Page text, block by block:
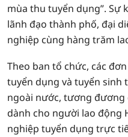
mùa thu tuyển dụng”. Sự
lãnh đạo thành phố, đại
nghiệp cùng hàng trăm
Theo ban tổ chức, các
tuyển dụng và tuyển sinh
ngoài nước, tương đương
dành cho người lao động
nghiệp tuyển dụng trực